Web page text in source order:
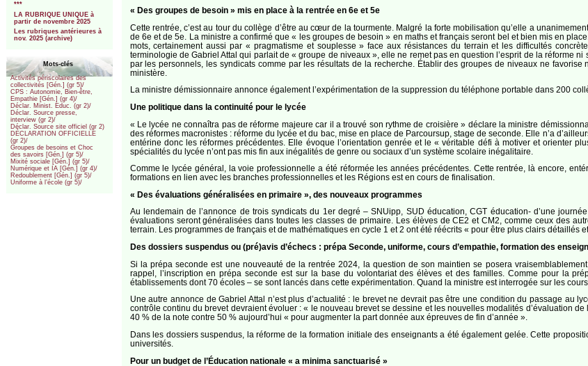
***
LA RUBRIQUE UNIQUE à
partir de novembre 2025
Les rubriques antérieures à
nov. 2025 (archive)
Mots-clés
Activités périscolaires des
collectivités [Gén.] (gr 5)/
CPS : Autonomie, Bien-être,
Empathie [Gén.] (gr 4)/
Déclar. Minist. Educ. (gr 2)/
Déclar. Source presse,
interview (gr 2)/
Déclar. Source site officiel (gr 2)
DÉCLARATION OFFICIELLE
(gr 2)/
Groupes de besoins et Choc
des savoirs [Gén.] (gr 5)/
Mixité sociale [Gén.] (gr 5)/
Numérique et IA [Gén.] (gr 4)/
Redoublement [Gén.] (gr 5)/
Uniforme à l’école (gr 5)/
« Des groupes de besoin » mis en place à la rentrée en 6e et 5e
Cette rentrée, c’est au tour du collège d’être au cœur de la tourmente. Malgré la forte mobilisation qu’elle a
de 6e et de 5e. La ministre a confirmé que « les groupes de besoin » en maths et français seront bel et bien mis en
mots, certainement aussi par « pragmatisme et souplesse » face aux résistances du terrain et les difficultés
terminologie de Gabriel Attal qui parlait de « groupe de niveaux », elle ne remet pas en question l’esprit de la réforme
par les personnels, les syndicats comme par les résultats de la recherche. Établir des groupes de niveaux ne
ministère.
La ministre démissionnaire annonce également l’expérimentation de la suppression du téléphone portable dans 200
Une politique dans la continuité pour le lycée
« Le lycée ne connaîtra pas de réforme majeure car il a trouvé son rythme de croisière » déclare la ministre
des réformes macronistes : réforme du lycée et du bac, mise en place de Parcoursup, stage de seconde. Elle n’a
entérine donc les réformes précédentes. Elle évoque l’orientation genrée et le « véritable défi à motiver et orienter
spécialités du lycée n’ont pas mis fin aux inégalités de genre ou sociaux d’un système scolaire inégalitaire.
Comme le lycée général, la voie professionnelle a été réformée les années précédentes. Cette rentrée, là encore,
formations en lien avec les branches professionnelles et les Régions est en cours de finalisation.
« Des évaluations généralisées en primaire », des nouveaux programmes
Au lendemain de l’annonce de trois syndicats du 1er degré – SNUipp, SUD éducation, CGT éducation- d’une
évaluations seront généralisées dans toutes les classes de primaire. Les élèves de CE2 et CM2, comme ceux des
terrain. Les programmes de français et de mathématiques en cycle 1 et 2 ont été réécrits « pour être plus clairs détaillés
Des dossiers suspendus ou (pré)avis d’échecs : prépa Seconde, uniforme, cours d’empathie, formation des
Si la prépa seconde est une nouveauté de la rentrée 2024, la question de son maintien se posera
rappel, l’inscription en prépa seconde est sur la base du volontariat des élèves et des familles. Comme pour la
établissements dont 70 écoles – se sont lancés dans cette expérimentation. Quand la ministre est interrogée sur les
Une autre annonce de Gabriel Attal n’est plus d’actualité : le brevet ne devrait pas être une condition du passage au
contrôle continu du brevet devraient évoluer : « le nouveau brevet se dessine et les nouvelles modalités d’évaluation
40 % de la note contre 50 % aujourd’hui « pour augmenter la part donnée aux épreuves de fin d’année ».
Dans les dossiers suspendus, la réforme de la formation initiale des enseignants a été également gelée. Cette
universités.
Pour un budget de l’Éducation nationale « a minima sanctuarisé »